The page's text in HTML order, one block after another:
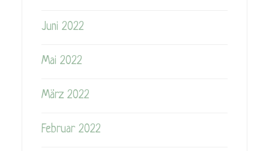
Juni 2022
Mai 2022
März 2022
Februar 2022